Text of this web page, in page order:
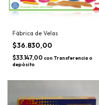
Fábrica de Velas
$36.830,00
$33.147,00 con Transferencia o
depósito